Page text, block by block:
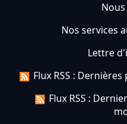
Nos services
Lettre
Flux RSS :
Flux RSS :